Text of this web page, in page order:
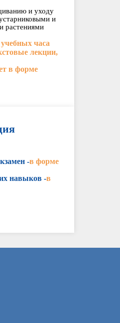
и уходу
и
растениями
часа
лекции,
в форме
-в форме
навыков -в